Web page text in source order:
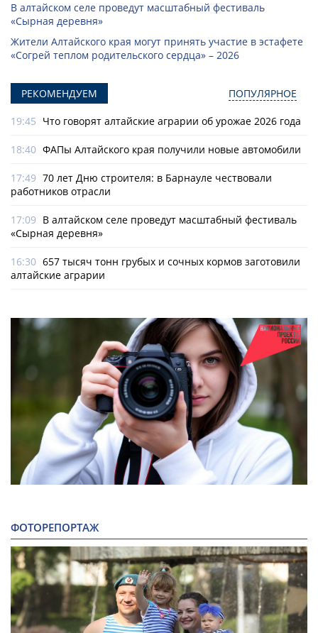
В алтайском селе проведут масштабный фестиваль
«Сырная деревня»
Жители Алтайского края могут принять участие в эстафете
«Согрей теплом родительского сердца» – 2026
РЕКОМЕНДУЕМ ПОПУЛЯРНОЕ
19:45 Что говорят алтайские аграрии об урожае 2026 года
18:40 ФАПы Алтайского края получили новые автомобили
17:49 70 лет Дню строителя: в Барнауле чествовали
работников отрасли
17:09 В алтайском селе проведут масштабный фестиваль
«Сырная деревня»
16:30 657 тысяч тонн грубых и сочных кормов заготовили
алтайские аграрии
ФОТОРЕПОРТАЖ